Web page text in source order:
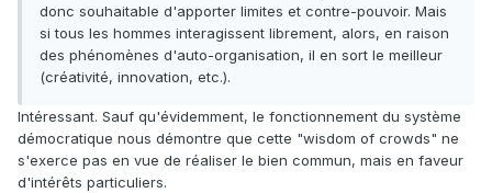
donc souhaitable d'apporter limites et contre-pouvoir. Mais
si tous les hommes interagissent librement, alors, en raison
des phénomènes d'auto-organisation, il en sort le meilleur
(créativité, innovation, etc.).
Intéressant. Sauf qu'évidemment, le fonctionnement du système
démocratique nous démontre que cette "wisdom of crowds" ne
s'exerce pas en vue de réaliser le bien commun, mais en faveur
d'intérêts particuliers.